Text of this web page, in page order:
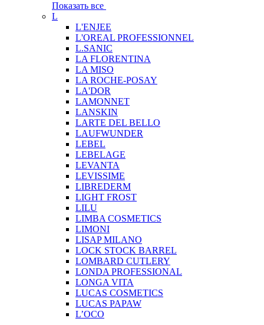
Показать все
L
L'ENJEE
L'OREAL PROFESSIONNEL
L.SANIC
LA FLORENTINA
LA MISO
LA ROCHE-POSAY
LA'DOR
LAMONNET
LANSKIN
LARTE DEL BELLO
LAUFWUNDER
LEBEL
LEBELAGE
LEVANTA
LEVISSIME
LIBREDERM
LIGHT FROST
LILU
LIMBA COSMETICS
LIMONI
LISAP MILANO
LOCK STOCK BARREL
LOMBARD CUTLERY
LONDA PROFESSIONAL
LONGA VITA
LUCAS COSMETICS
LUCAS PAPAW
L’OCO